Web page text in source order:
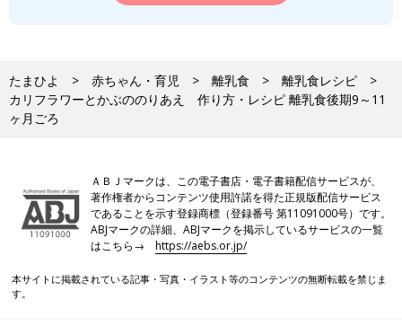
たまひよ 赤ちゃん・育児 離乳食
離乳食レシピ
カリフラワーとかぶののりあえ 作り方・レシピ 離乳食後期9～11
ヶ月ごろ
ＡＢＪマークは、この電子書店・電子書籍配信サービスが、
著作権者からコンテンツ使用許諾を得た正規版配信サービス
であることを示す登録商標（登録番号 第11091000号）です。
ABJマークの詳細、ABJマークを掲示しているサービスの一覧
はこちら→https://aebs.or.jp/
本サイトに掲載されている記事・写真・イラスト等のコンテンツの無断転載を禁じま
す。